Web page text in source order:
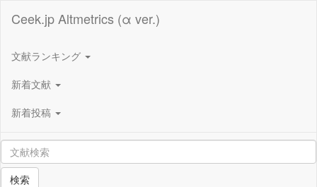
Ceek.jp Altmetrics (α ver.)
文献ランキング
新着文献
新着投稿
検索